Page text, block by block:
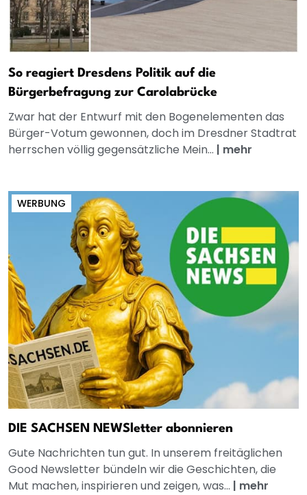
So reagiert Dresdens Politik auf die
Bürgerbefragung zur Carolabrücke
Zwar hat der Entwurf mit den Bogenelementen das
Bürger-Votum gewonnen, doch im Dresdner Stadtrat
herrschen völlig gegensätzliche Mein... | mehr
WERBUNG
DIE SACHSEN NEWSletter abonnieren
Gute Nachrichten tun gut. In unserem freitäglichen
Good Newsletter bündeln wir die Geschichten, die
Mut machen, inspirieren und zeigen, was... | mehr